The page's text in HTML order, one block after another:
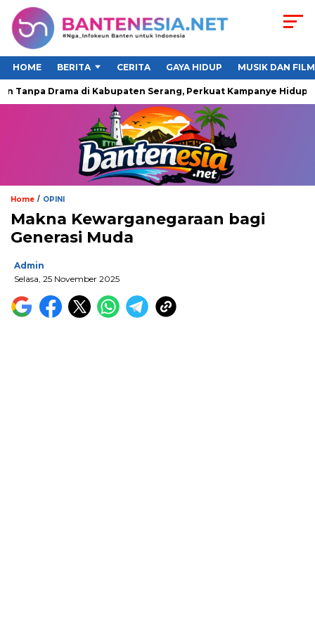
HOME BERITA CERITA GAYA HIDUP MUSIK DAN FILM
Drama di Kabupaten Serang, Perkuat Kampanye Hidup
Home / OPINI
Makna Kewarganegaraan bagi
Generasi Muda
Admin
Selasa, 25 November 2025